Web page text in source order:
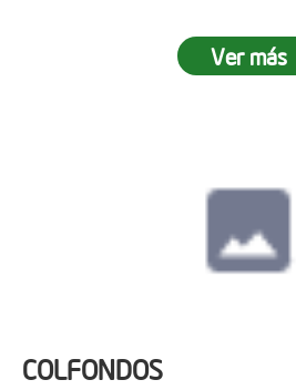
Ver más
COLFONDOS